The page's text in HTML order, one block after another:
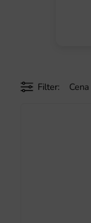
Filter Cena